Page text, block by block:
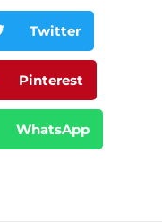
Twitter
Pinterest
WhatsApp